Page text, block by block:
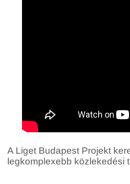
A Liget Budapest Projekt
legkomplexebb közlekedési